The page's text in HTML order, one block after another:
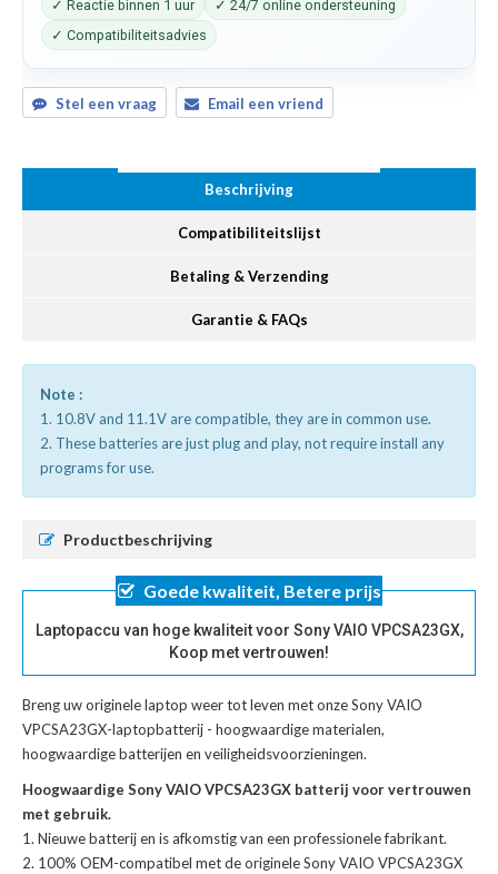
✓ Reactie binnen 1 uur
✓ 24/7 online ondersteuning
✓ Compatibiliteitsadvies
Stel een vraag Email een vriend
Beschrijving
Compatibiliteitslijst
Betaling & Verzending
Garantie & FAQs
Note :
1. 10.8V and 11.1V are compatible, they are in common use.
2. These batteries are just plug and play, not require install any
programs for use.
Productbeschrijving
Goede kwaliteit, Betere prijs
Laptopaccu van hoge kwaliteit voor Sony VAIO VPCSA23GX,
Koop met vertrouwen!
Breng uw originele laptop weer tot leven met onzeSony VAIO
VPCSA23GX-laptopbatterij - hoogwaardige materialen,
hoogwaardige batterijen en veiligheidsvoorzieningen.
Hoogwaardige Sony VAIO VPCSA23GX batterij voor vertrouwen
met gebruik.
Nieuwe batterij en is afkomstig van een professionele fabrikant.
100% OEM-compatibel met deoriginele Sony VAIO VPCSA23GX